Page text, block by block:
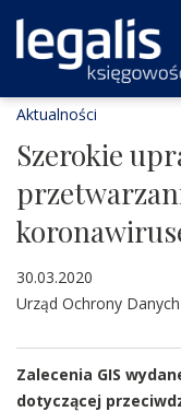
Aktualności
Szerokie
30.03.2020
Urząd Ochrony
Zalecenia GIS
dotyczącej